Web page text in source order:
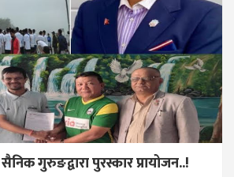
गुरुङद्वारा पुरस्कार प्रायोजन..!